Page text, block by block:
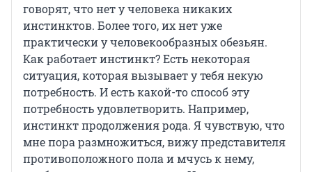
говорят, что нет у человека никаких
инстинктов. Более того, их нет уже
практически у человекообразных обезьян.
Как работает инстинкт? Есть некоторая
ситуация, которая вызывает у тебя некую
потребность. И есть какой-то способ эту
потребность удовлетворить. Например,
инстинкт продолжения рода. Я чувствую, что
мне пора размножиться, вижу представителя
противоположного пола и мчусь к нему,